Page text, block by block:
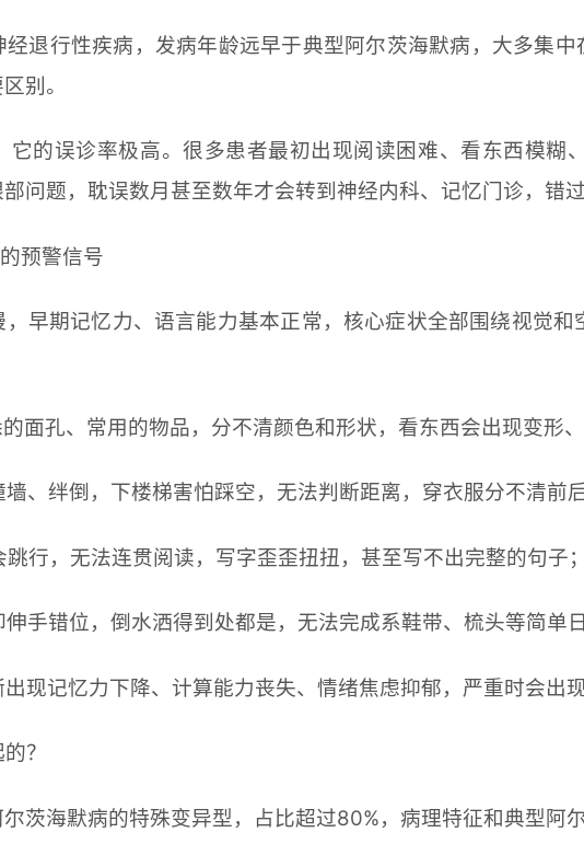
退行性疾病，发病年龄远早于典型阿尔茨海默病，大多集
别。
它的误诊率极高。很多患者最初出现阅读困难、看东西模糊
问题，耽误数月甚至数年才会转到神经内科、记忆门诊，错
预警信号
早期记忆力、语言能力基本正常，核心症状全部围绕视觉
面孔、常用的物品，分不清颜色和形状，看东西会出现变形、
、绊倒，下楼梯害怕踩空，无法判断距离，穿衣服分不清前
行，无法连贯阅读，写字歪歪扭扭，甚至写不出完整的句子；
手错位，倒水洒得到处都是，无法完成系鞋带、梳头等简单日
现记忆力下降、计算能力丧失、情绪焦虑抑郁，严重时会出
？
茨海默病的特殊变异型，占比超过80%，病理特征和典型阿